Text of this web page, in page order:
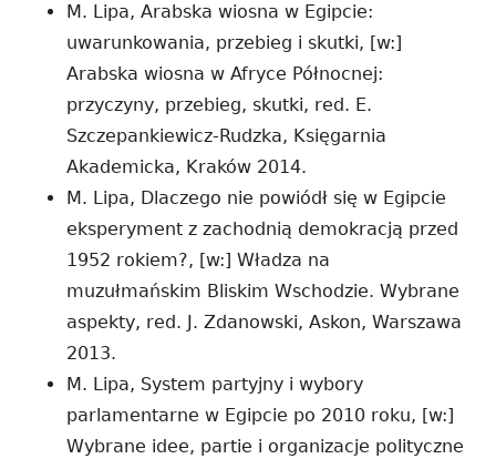
M. Lipa, Arabska wiosna w Egipcie:
uwarunkowania, przebieg i skutki, [w:]
Arabska wiosna w Afryce Północnej:
przyczyny, przebieg, skutki, red. E.
Szczepankiewicz-Rudzka, Księgarnia
Akademicka, Kraków 2014.
M. Lipa, Dlaczego nie powiódł się w Egipcie
eksperyment z zachodnią demokracją przed
1952 rokiem?, [w:] Władza na
muzułmańskim Bliskim Wschodzie. Wybrane
aspekty, red. J. Zdanowski, Askon, Warszawa
2013.
M. Lipa, System partyjny i wybory
parlamentarne w Egipcie po 2010 roku, [w:]
Wybrane idee, partie i organizacje polityczne